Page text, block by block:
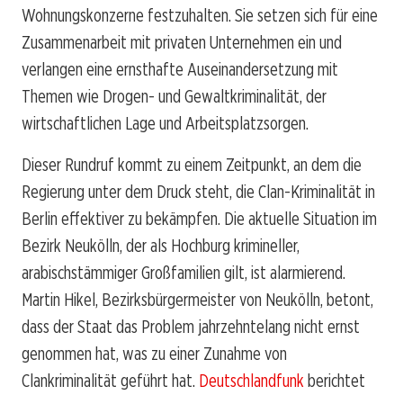
Wohnungskonzerne festzuhalten. Sie setzen sich für eine
Zusammenarbeit mit privaten Unternehmen ein und
verlangen eine ernsthafte Auseinandersetzung mit
Themen wie Drogen- und Gewaltkriminalität, der
wirtschaftlichen Lage und Arbeitsplatzsorgen.
Dieser Rundruf kommt zu einem Zeitpunkt, an dem die
Regierung unter dem Druck steht, die Clan-Kriminalität in
Berlin effektiver zu bekämpfen. Die aktuelle Situation im
Bezirk Neukölln, der als Hochburg krimineller,
arabischstämmiger Großfamilien gilt, ist alarmierend.
Martin Hikel, Bezirksbürgermeister von Neukölln, betont,
dass der Staat das Problem jahrzehntelang nicht ernst
genommen hat, was zu einer Zunahme von
Clankriminalität geführt hat. Deutschlandfunk berichtet